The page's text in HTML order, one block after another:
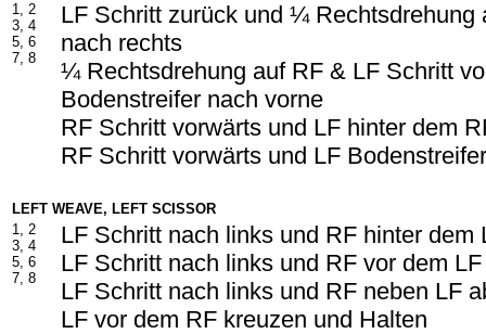
1, 2
3, 4
5, 6
7, 8
LF Schritt zurück und ¼ Rechtsdrehung
nach rechts
¼ Rechtsdrehung auf RF & LF Schritt
Bodenstreifer nach vorne
RF Schritt vorwärts und LF hinter dem
RF Schritt vorwärts und LF
LEFT WEAVE, LEFT SCISSOR
1, 2
3, 4
5, 6
7, 8
LF Schritt nach links und RF hinter dem
LF Schritt nach links und RF vor dem
LF Schritt nach links und RF neben LF
LF vor dem RF kreuzen und Halten